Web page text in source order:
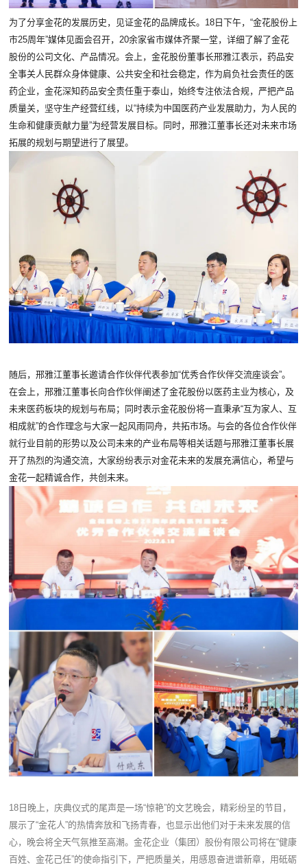
为了分享金花的发展历史，见证金花的品牌成长。18日下午，“金花股份上
市25周年”媒体见面会召开，20余家省市媒体齐聚一堂，详细了解了金花
股份的公司文化、产品情况。会上，金花股份董事长邢雅江表示，药品安
全事关人民群众身体健康、公共安全和社会稳定，作为肩负社会责任的医
药企业，金花深知药品安全责任重于泰山，始终专注依法合规，严把产品
质量关，坚守生产经营红线，以“持续为中国医药产业发展助力，为人民的
生命和健康贡献力量”为经营发展目标。同时，邢雅江董事长还对未来市场
拓展的规划与期望进行了展望。
随后，邢雅江董事长邀请合作伙伴代表参加“优秀合作伙伴交流座谈会”。
在会上，邢雅江董事长向合作伙伴阐述了金花股份以医药主业为核心，及
未来医药板块的规划与布局；同时表示金花股份将一直秉承“互为家人、互
相成就”的合作理念与大家一起风雨同舟，共拓市场。与会的各位合作伙伴
就行业目前的形势以及公司未来的产业布局等相关话题与邢雅江董事长展
开了热烈的沟通交流，大家纷纷表示对金花未来的发展充满信心，希望与
金花一起精诚合作，共创未来。
18日晚上，庆典仪式的尾声是一场“惊艳”的文艺晚会，精彩纷呈的节目，
展示了“金花人”的热情奔放和飞扬青春，也显示出他们对于未来发展的信
心，晚会将全天气氛推至高潮。金花企业（集团）股份有限公司将在“健康
百姓、金花己任”的使命指引下，严把质量关，用感恩奋进谱新章，用砥砺